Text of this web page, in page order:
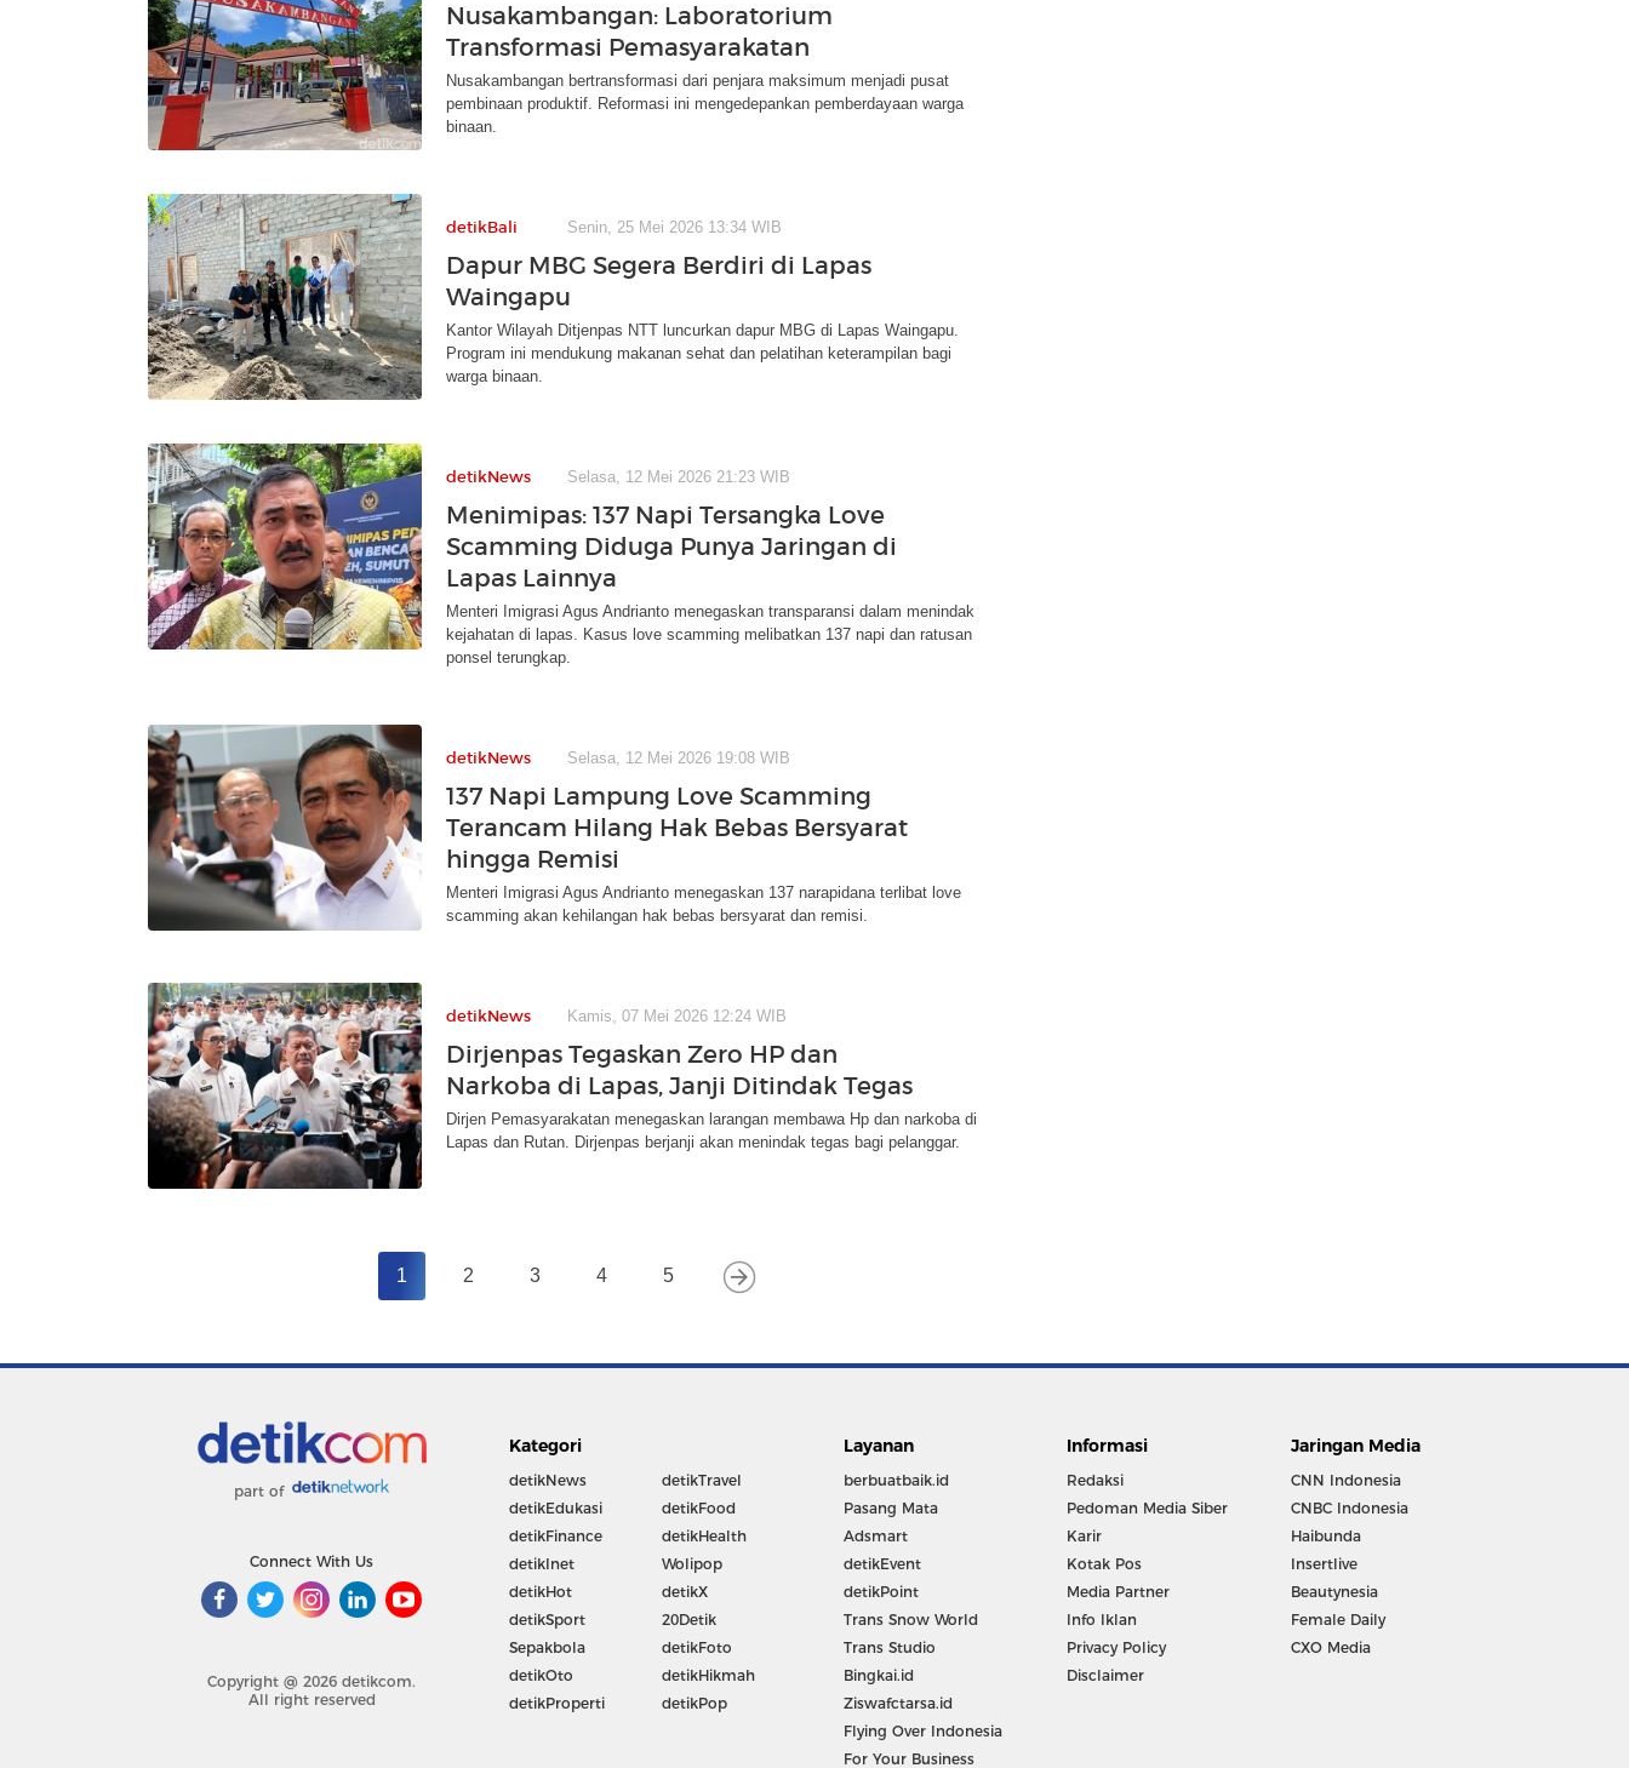
Nusakambangan: Laboratorium
Transformasi Pemasyarakatan
Nusakambangan bertransformasi dari penjara maksimum menjadi pusat
pembinaan produktif. Reformasi ini mengedepankan pemberdayaan warga
binaan.
detikBali Senin, 25 Mei 2026 13:34 WIB
Dapur MBG Segera Berdiri di Lapas
Waingapu
Kantor Wilayah Ditjenpas NTT luncurkan dapur MBG di Lapas Waingapu.
Program ini mendukung makanan sehat dan pelatihan keterampilan bagi
warga binaan.
detikNews Selasa, 12 Mei 2026 21:23 WIB
Menimipas: 137 Napi Tersangka Love
Scamming Diduga Punya Jaringan di
Lapas Lainnya
Menteri Imigrasi Agus Andrianto menegaskan transparansi dalam menindak
kejahatan di lapas. Kasus love scamming melibatkan 137 napi dan ratusan
ponsel terungkap.
detikNews Selasa, 12 Mei 2026 19:08 WIB
137 Napi Lampung Love Scamming
Terancam Hilang Hak Bebas Bersyarat
hingga Remisi
Menteri Imigrasi Agus Andrianto menegaskan 137 narapidana terlibat love
scamming akan kehilangan hak bebas bersyarat dan remisi.
detikNews Kamis, 07 Mei 2026 12:24 WIB
Dirjenpas Tegaskan Zero HP dan
Narkoba di Lapas, Janji Ditindak Tegas
Dirjen Pemasyarakatan menegaskan larangan membawa Hp dan narkoba di
Lapas dan Rutan. Dirjenpas berjanji akan menindak tegas bagi pelanggar.
1 2 3 4 5
part of
Connect With Us
Copyright @ 2026 detikcom.
All right reserved
Kategori
detikNews
detikEdukasi
detikFinance
detikInet
detikHot
detikSport
Sepakbola
detikOto
detikProperti
detikTravel
detikFood
detikHealth
Wolipop
detikX
20Detik
detikFoto
detikHikmah
detikPop
Layanan
berbuatbaik.id
Pasang Mata
Adsmart
detikEvent
detikPoint
Trans Snow World
Trans Studio
Bingkai.id
Ziswafctarsa.id
Flying Over Indonesia
For Your Business
Informasi
Redaksi
Pedoman Media Siber
Karir
Kotak Pos
Media Partner
Info Iklan
Privacy Policy
Disclaimer
Jaringan Media
CNN Indonesia
CNBC Indonesia
Haibunda
Insertlive
Beautynesia
Female Daily
CXO Media